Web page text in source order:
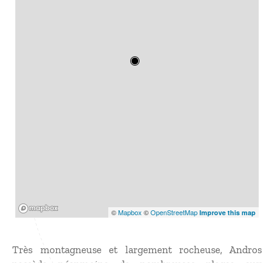
©Mapbox ©OpenStreetMap Improve this map
Très montagneuse et largement rocheuse, Andros